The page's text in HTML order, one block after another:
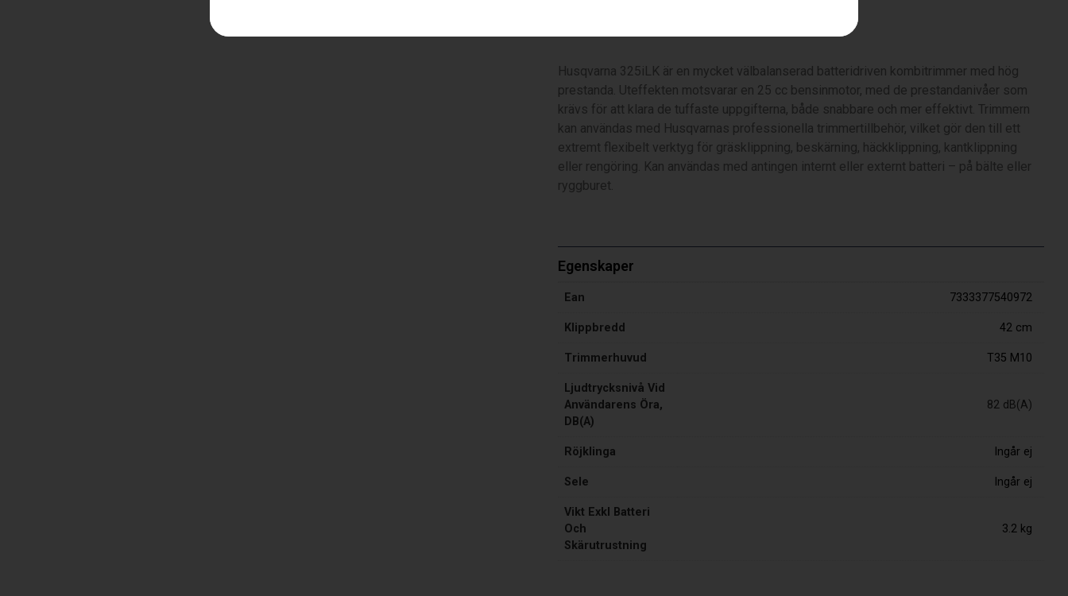
Husqvarna 325iLK är en mycket välbalanserad batteridriven kombitrimmer med hög
prestanda. Uteffekten motsvarar en 25 cc bensinmotor, med de prestandanivåer som
krävs för att klara de tuffaste uppgifterna, både snabbare och mer effektivt. Trimmern
kan användas med Husqvarnas professionella trimmertillbehör, vilket gör den till ett
extremt flexibelt verktyg för gräsklippning, beskärning, häckklippning, kantklippning
eller rengöring. Kan användas med antingen internt eller externt batteri – på bälte eller
ryggburet.
Egenskaper
Ean 7333377540972
Klippbredd 42 cm
Trimmerhuvud T35 M10
Ljudtrycksnivå Vid
Användarens Öra,
DB(A)
82 dB(A)
Röjklinga Ingår ej
Sele Ingår ej
Vikt Exkl Batteri
Och
Skärutrustning
3.2 kg